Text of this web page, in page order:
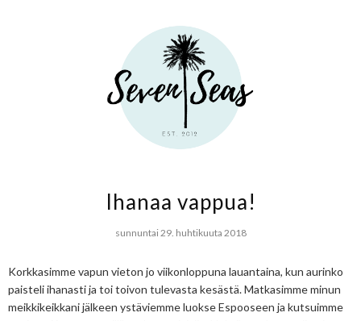
Ihanaa vappua!
sunnuntai 29. huhtikuuta 2018
Korkkasimme vapun vieton jo viikonloppuna lauantaina, kun aurinko
paisteli ihanasti ja toi toivon tulevasta kesästä. Matkasimme minun
meikkikeikkani jälkeen ystäviemme luokse Espooseen ja kutsuimme